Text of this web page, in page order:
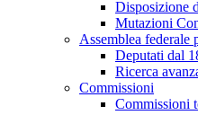
Disposizione
Mutazioni
Assemblea federale
Deputati dal
Ricerca
Commissioni
Commissioni